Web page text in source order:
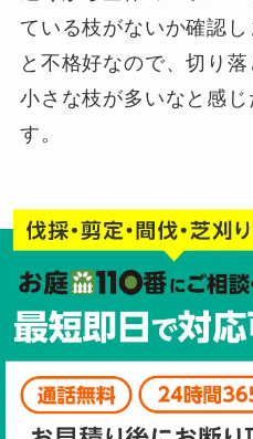
ている枝がないか確認
と不格好なので、切り落
小さな枝が多いなと感
す。